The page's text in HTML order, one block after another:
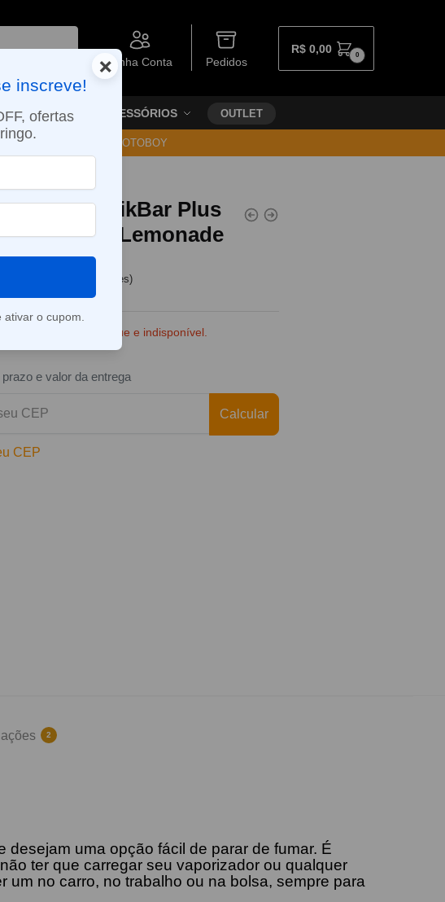
Minha Conta Pedidos
R$ 0,00 0
ORAL ACESSÓRIOS OUTLET
ATÉ 15:30 VIA MOTOBOY
NikBar Plus
– Pink Lemonade
avaliações de clientes)
está fora de estoque e indisponível.
e valor da entrega
Calcular
CEP
2
uma opção fácil de parar de fumar. É
ter que carregar seu vaporizador ou qualquer
no carro, no trabalho ou na bolsa, sempre para
×
inscreve!
ofertas
ativar o cupom.